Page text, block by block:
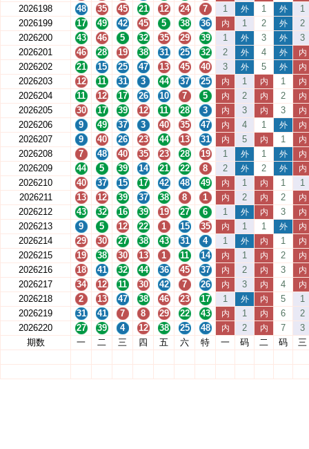
2026198 48 35 45 21 12 24 7 1 外 1 外
1
2026199
17 49 42 45 5 38 36 内 1 2 外
2
2026200
43 46 5 32 35 29 39 1 外 3 外
3
2026201
46 28 19 38 31 25 32 2 外 4 外 内
2026202 21 15 25 47 13 45 40 3 外 5 外 内
2026203 12 11 31 3 44 37 25 内 1 内 1 内
2026204 11 12 17 26 10 7 5 内 2 内 2 内
2026205 30 17 39 12 11 28 3 内 3 内 3 内
2026206 9 49 37 3 40 35 47 内 4 1 外 内
2026207 9 40 26 23 44 13 31 内 5 内 1 内
2026208 7 48 40 35 23 28 19 1 外 1 外 内
2026209 44 5 39 14 21 22 8 2 外 2 外 内
2026210 40 37 15 17 42 48 49 内 1 内 1
1
2026211
13 12 39 37 38 8 1 内 2 内 2 内
2026212 43 32 16 39 19 27 6 1 外 内 3 内
2026213 9 5 12 22 1 15 35 内 1 1 外 内
2026214 29 30 27 38 43 31 4 1 外 内 1 内
2026215 19 38 30 13 1 11 14 内 1 内 2 内
2026216 18 41 32 44 36 45 37 内 2 内 3 内
2026217 34 12 11 30 42 7 26 内 3 内 4 内
2026218 2 13 47 38 46 23 17 1 外 内 5
1
2026219
31 41 7 8 29 22 43 内 1 内 6
2
2026220
27 39 4 12 38 25 48 内 2 内 7
3
期数
一 二 三 四 五 六 特 一 码 二 码 三